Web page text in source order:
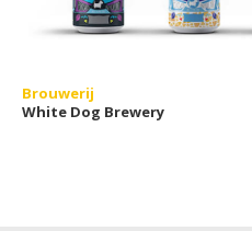
Brouwerij
White Dog Brewery